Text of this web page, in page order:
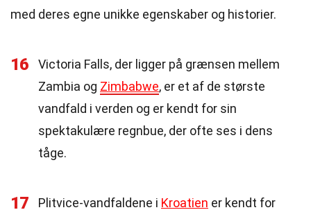
med deres egne unikke egenskaber og historier.
16
Victoria Falls, der ligger på grænsen mellem
Zambia og Zimbabwe, er et af de største
vandfald i verden og er kendt for sin
spektakulære regnbue, der ofte ses i dens
tåge.
17 Plitvice-vandfaldene i Kroatien er kendt for